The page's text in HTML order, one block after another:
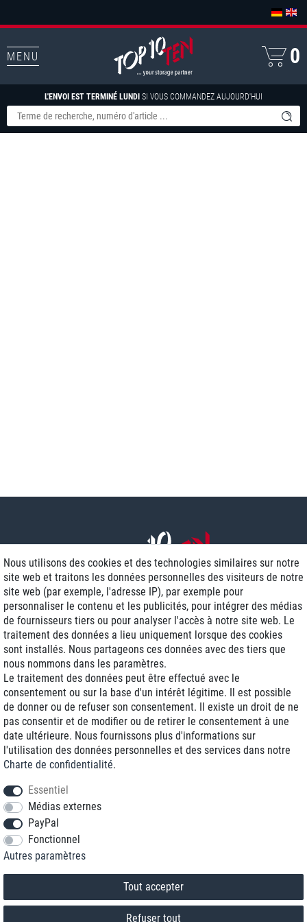
MENU
L'ENVOI EST TERMINÉ LUNDI SI VOUS COMMANDEZ AUJOURD'HUI
0
Livraison J+1
Frais d'expédition réduits
Reconditionnée avec garantie
+33 1 70 99 07 94 *
* Vous pouvez nous joindre aux tarifs locaux du lundi au vendredi de 9h à 18h.
Nous utilisons des cookies et des technologies similaires sur notre
site web et traitons les données personnelles des visiteurs de notre
site web (par exemple, l'adresse IP), par exemple pour
personnaliser le contenu et les publicités, pour intégrer des médias
de fournisseurs tiers ou pour analyser l'accès à notre site web. Le
traitement des données a lieu uniquement lorsque des cookies
sont installés. Nous partageons ces données avec des tiers que
nous nommons dans les paramètres.
Le traitement des données peut être effectué avec le
consentement ou sur la base d'un intérêt légitime. Il est possible
de donner ou de refuser son consentement. Il existe un droit de ne
pas consentir et de modifier ou de retirer le consentement à une
date ultérieure. Nous fournissons plus d'informations sur
l'utilisation des données personnelles et des services dans notre
Charte de confidentialité.
Essentiel
Médias externes
PayPal
Fonctionnel
Autres paramètres
Tout accepter
Refuser tout